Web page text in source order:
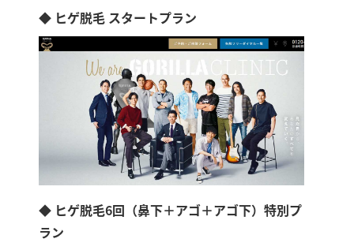
◆ ヒゲ脱毛 スタートプラン
◆ ヒゲ脱毛6回（鼻下＋アゴ＋アゴ下）特別プ
ラン